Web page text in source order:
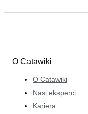
O Catawiki
O Catawiki
Nasi eksperci
Kariera